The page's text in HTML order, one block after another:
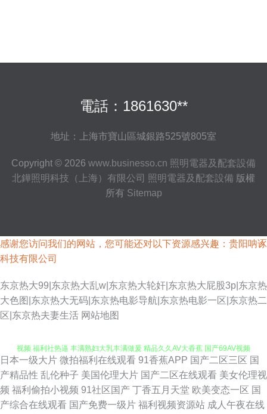
電話：1861630**
地址：上海市寶山區城銀路525號805室
Copyright © 2026 www.businesso.cn 照明電器及配套設備
北鏵照明科技（上海）有限公司 照明電器及配套設備 版權
所有 Sitemap
感谢您访问我们的网站，您可能还对以下资源感兴趣：贵阳呐诼
科技有限公司
东京热大99|东京热大乱w|东京热大轮奸|东京热大屁股3p|东京热
大色图|东京热大无码|东京热电影导航|东京热电影一区|东京热二
区|东京热夫妻生活 网站地图
一区一区三91 日韩黑丝伊人久久 九1看片 国产精品二区久久 国产午夜在线
视频 福利社热逼 丰满熟妇大乳丰满做爰 精品久久AV大香蕉 国产69AV视频
日本一级大片 微拍福利在线观看 91香蕉APP 国产二区三区 国
产精品性 乱伦种子 美国伦理大片 国产二区在线观看 美女伦理视
频 福利偷拍小视频 91社区国产 丁香五月天堂 欧美变态一区 国
产综合在线观看 国产免费一级片 福利视频资源站 成人午夜在线